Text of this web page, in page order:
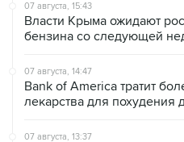
07 августа, 15:43
Власти Крыма ожидают
бензина со следующей
07 августа, 14:47
Bank of America тратит
лекарства для похудения
07 августа, 13:37